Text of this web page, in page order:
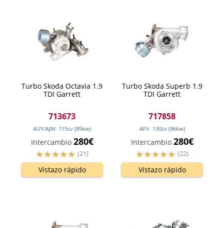
Turbo Skoda Octavia 1.9
TDI Garrett
713673
AUY/AJM 115cv (85kw)
Intercambio 280€
(21)
Vistazo rápido
Turbo Skoda Superb 1.9
TDI Garrett
717858
AFV 130cv (96kw)
Intercambio 280€
(22)
Vistazo rápido